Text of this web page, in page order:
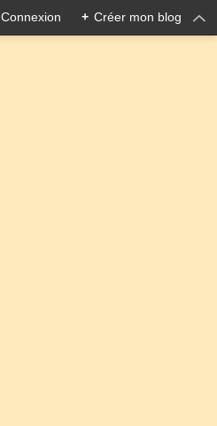
Connexion + Créer mon blog